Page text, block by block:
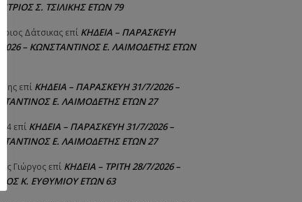
Σ. ΤΣΙΛΙΚΗΣ ΕΤΩΝ 79
Δάτσικας επί ΚΗΔΕΙΑ – ΠΑΡΑΣΚΕΥΗ
2026 – ΚΩΝΣΤΑΝΤΙΝΟΣ Ε. ΛΑΙΜΟΔΕΤΗΣ ΕΤΩΝ
επί ΚΗΔΕΙΑ – ΠΑΡΑΣΚΕΥΗ 31/7/2026 –
Ε. ΛΑΙΜΟΔΕΤΗΣ ΕΤΩΝ 27
επί ΚΗΔΕΙΑ – ΠΑΡΑΣΚΕΥΗ 31/7/2026 –
Ε. ΛΑΙΜΟΔΕΤΗΣ ΕΤΩΝ 27
Γιώργος επί ΚΗΔΕΙΑ – ΤΡΙΤΗ 28/7/2026 –
Κ. ΕΥΘΥΜΙΟΥ ΕΤΩΝ 63